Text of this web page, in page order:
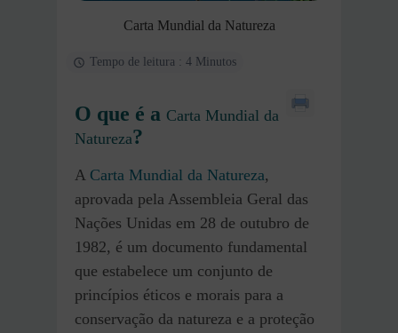
Carta Mundial da Natureza
Tempo de leitura : 4 Minutos
O que é a Carta Mundial da
Natureza?
A Carta Mundial da Natureza,
aprovada pela Assembleia Geral das
Nações Unidas em 28 de outubro de
1982, é um documento fundamental
que estabelece um conjunto de
princípios éticos e morais para a
conservação da natureza e a proteção